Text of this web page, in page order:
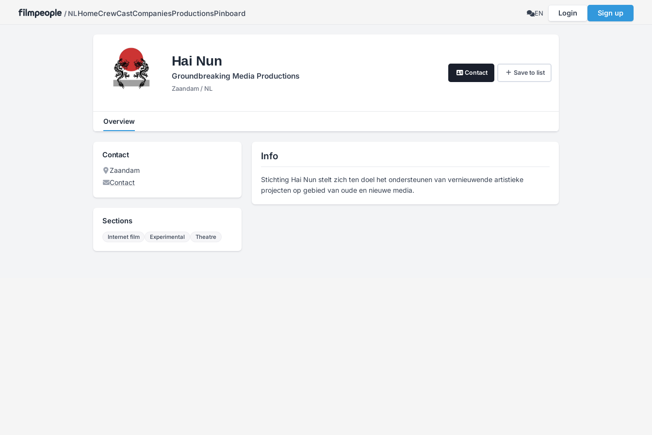
/ NLHomeCrewCastCompaniesProductionsPinboard EN Login Sign up
Hai Nun
Groundbreaking Media Productions
Zaandam / NL
Contact Save to list
Overview
Contact
Zaandam
Contact
Sections
Internet film Experimental Theatre
Info
Stichting Hai Nun stelt zich ten doel het ondersteunen van vernieuwende artistieke
projecten op gebied van oude en nieuwe media.